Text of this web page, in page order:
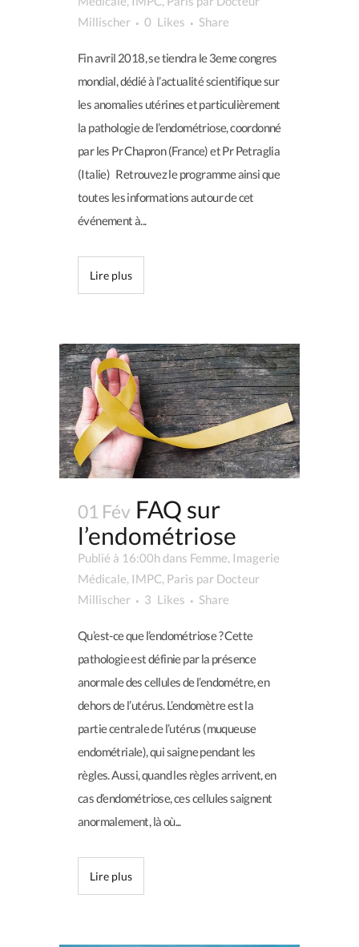
Millischer
0 Likes Share
Fin avril 2018, se tiendra le 3eme congres
mondial, dédié à l’actualité scientifique sur
les anomalies utérines et particulièrement
la pathologie de l’endométriose, coordonné
par les Pr Chapron (France) et Pr Petraglia
(Italie) Retrouvez le programme ainsi que
toutes les informations autour de cet
événement à...
Lire plus
01 Fév FAQ sur
l’endométriose
Publié à 16:00hdans Femme, Imagerie
Médicale, IMPC, Paris par Docteur
Millischer
3 Likes Share
Qu’est-ce que l’endométriose ? Cette
pathologie est définie par la présence
anormale des cellules de l’endométre, en
dehors de l’utérus. L’endomètre est la
partie centrale de l’utérus (muqueuse
endométriale), qui saigne pendant les
règles. Aussi, quand les règles arrivent, en
cas d’endométriose, ces cellules saignent
anormalement, là où...
Lire plus